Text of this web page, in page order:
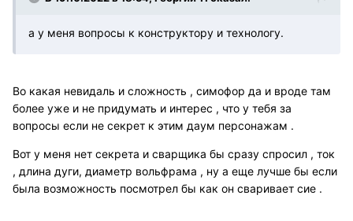
а у меня вопросы к конструктору и технологу.
Во какая невидаль и сложность , симофор да и вроде там
более уже и не придумать и интерес , что у тебя за
вопросы если не секрет к этим даум персонажам .
Вот у меня нет секрета и сварщика бы сразу спросил , ток
, длина дуги, диаметр вольфрама , ну а еще лучше бы если
была возможность посмотрел бы как он сваривает сие .